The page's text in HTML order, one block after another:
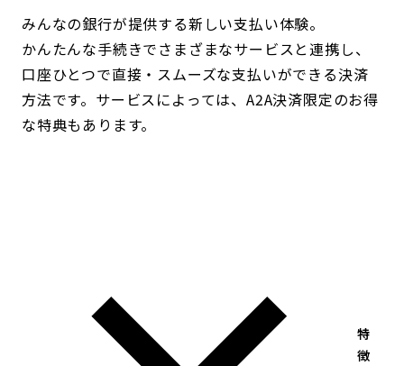
みんなの銀行が提供する新しい支払い体験。
かんたんな手続きでさまざまなサービスと連携し、
口座ひとつで直接・スムーズな支払いができる決済
方法です。サービスによっては、A2A決済限定のお得
な特典もあります。
特
徴